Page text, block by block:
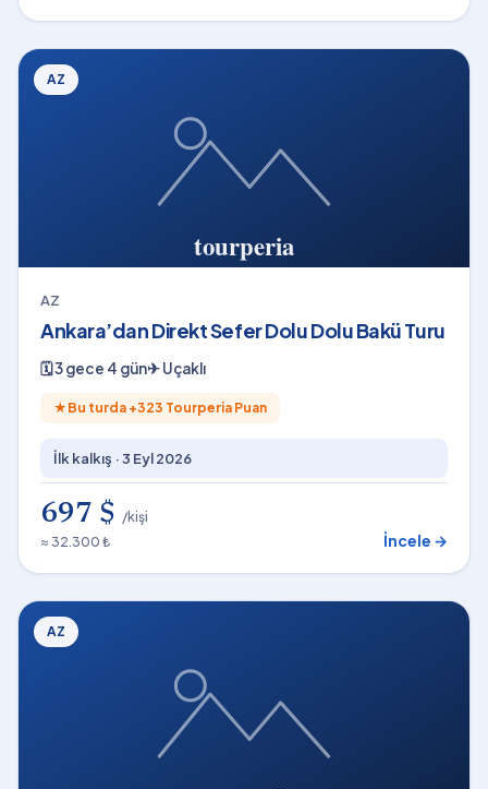
AZ
AZ
Ankara’dan Direkt Sefer Dolu Dolu Bakü Turu
🗓3 gece 4 gün✈Uçaklı
★ Bu turda +323 Tourperia Puan
İlk kalkış ·3 Eyl 2026
697 $ /kişi
≈ 32.300 ₺
İncele →
AZ